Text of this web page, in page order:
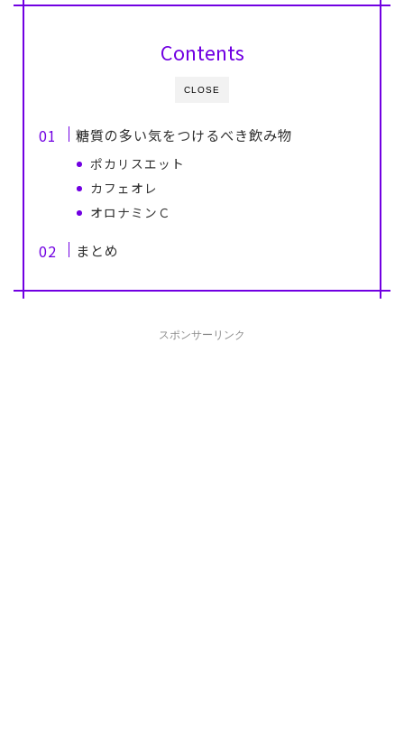
CLOSE
Contents
糖質の多い気をつけるべき飲み物
ポカリスエット
カフェオレ
オロナミンＣ
まとめ
スポンサーリンク